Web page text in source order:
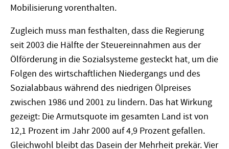
Mobilisierung vorenthalten.
Zugleich muss man festhalten, dass die Regierung
seit 2003 die Hälfte der Steuereinnahmen aus der
Ölförderung in die Sozialsysteme gesteckt hat, um die
Folgen des wirtschaftlichen Niedergangs und des
Sozialabbaus während des niedrigen Ölpreises
zwischen 1986 und 2001 zu lindern. Das hat Wirkung
gezeigt: Die Armutsquote im gesamten Land ist von
12,1 Prozent im Jahr 2000 auf 4,9 Prozent gefallen.
Gleichwohl bleibt das Dasein der Mehrheit prekär. Vier